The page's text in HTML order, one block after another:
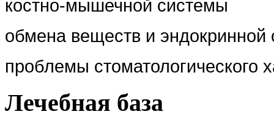
костно-мышечной системы
обмена веществ и эндокринной
проблемы стоматологического
Лечебная база